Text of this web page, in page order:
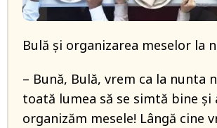
Bulă și organizarea meselor la
– Bună, Bulă, vrem ca la nunta
toată lumea să se simtă bine și
organizăm mesele! Lângă cine